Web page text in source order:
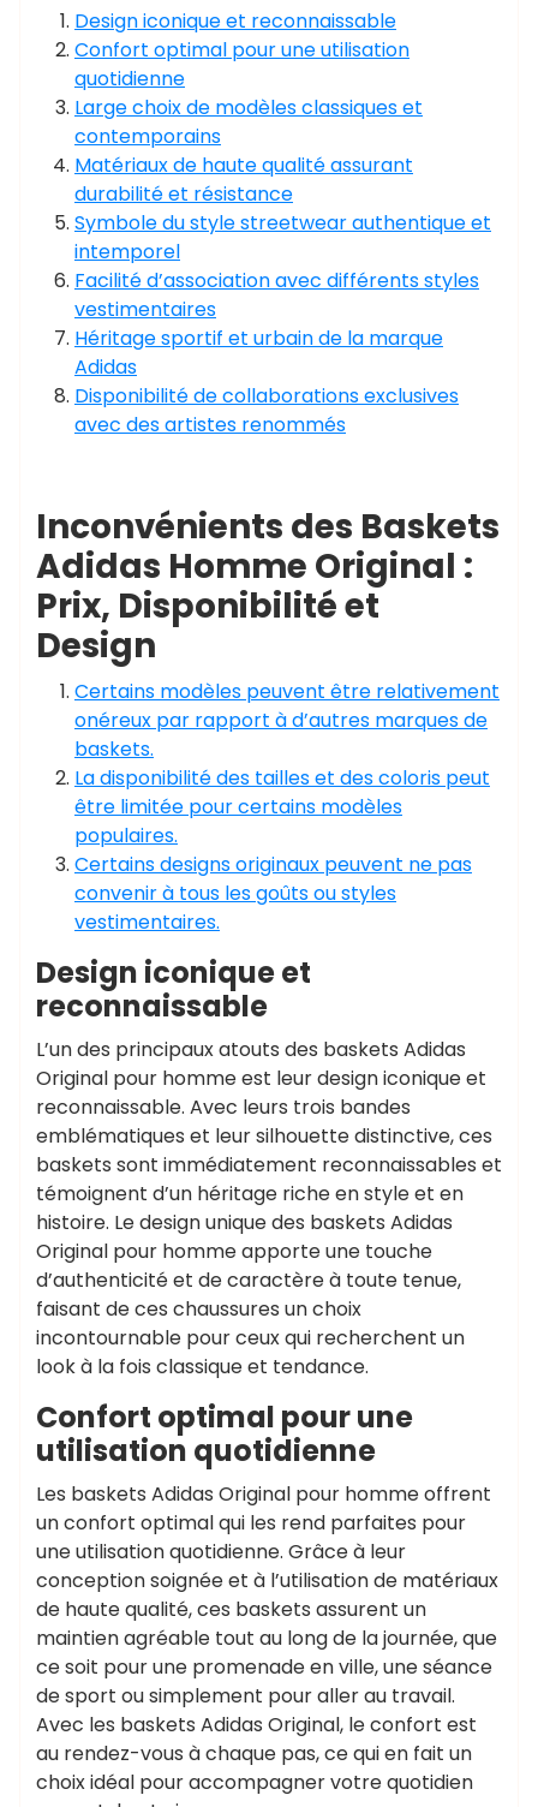
Design iconique et reconnaissable
Confort optimal pour une utilisation
quotidienne
Large choix de modèles classiques et
contemporains
Matériaux de haute qualité assurant
durabilité et résistance
Symbole du style streetwear authentique et
intemporel
Facilité d’association avec différents styles
vestimentaires
Héritage sportif et urbain de la marque
Adidas
Disponibilité de collaborations exclusives
avec des artistes renommés
Inconvénients des Baskets
Adidas Homme Original :
Prix, Disponibilité et
Design
Certains modèles peuvent être relativement
onéreux par rapport à d’autres marques de
baskets.
La disponibilité des tailles et des coloris peut
être limitée pour certains modèles
populaires.
Certains designs originaux peuvent ne pas
convenir à tous les goûts ou styles
vestimentaires.
Design iconique et
reconnaissable
L’un des principaux atouts des baskets Adidas
Original pour homme est leur design iconique et
reconnaissable. Avec leurs trois bandes
emblématiques et leur silhouette distinctive, ces
baskets sont immédiatement reconnaissables et
témoignent d’un héritage riche en style et en
histoire. Le design unique des baskets Adidas
Original pour homme apporte une touche
d’authenticité et de caractère à toute tenue,
faisant de ces chaussures un choix
incontournable pour ceux qui recherchent un
look à la fois classique et tendance.
Confort optimal pour une
utilisation quotidienne
Les baskets Adidas Original pour homme offrent
un confort optimal qui les rend parfaites pour
une utilisation quotidienne. Grâce à leur
conception soignée et à l’utilisation de matériaux
de haute qualité, ces baskets assurent un
maintien agréable tout au long de la journée, que
ce soit pour une promenade en ville, une séance
de sport ou simplement pour aller au travail.
Avec les baskets Adidas Original, le confort est
au rendez-vous à chaque pas, ce qui en fait un
choix idéal pour accompagner votre quotidien